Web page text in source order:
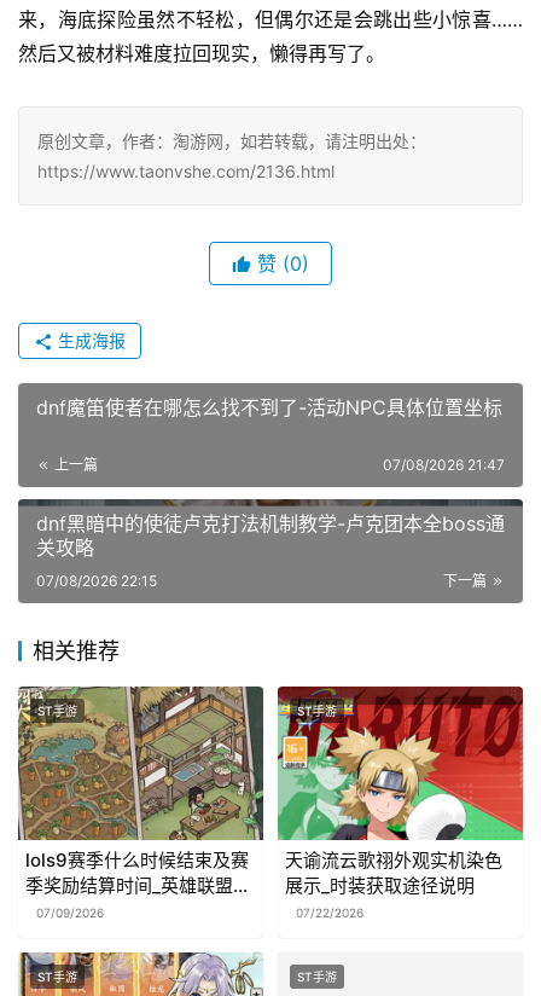
来，海底探险虽然不轻松，但偶尔还是会跳出些小惊喜……
然后又被材料难度拉回现实，懒得再写了。
原创文章，作者：淘游网，如若转载，请注明出处：
https://www.taonvshe.com/2136.html
赞 (0)
生成海报
dnf魔笛使者在哪怎么找不到了-活动NPC具体位置坐标
上一篇 07/08/2026 21:47
dnf黑暗中的使徒卢克打法机制教学-卢克团本全boss通
关攻略
下一篇
07/08/2026 22:15
相关推荐
ST手游
lols9赛季什么时候结束及赛
季奖励结算时间_英雄联盟资
讯
07/09/2026
ST手游
天谕流云歌祤外观实机染色
展示_时装获取途径说明
07/22/2026
ST手游 ST手游